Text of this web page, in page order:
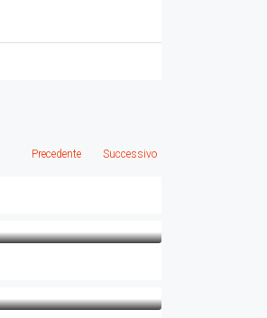
Precedente Successivo